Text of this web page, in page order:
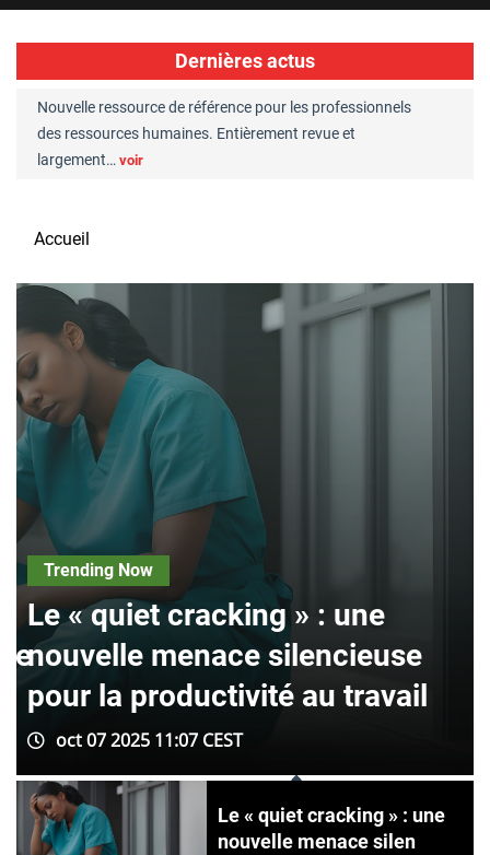
Dernières actus
Nouvelle ressource de référence pour les professionnels
des ressources humaines. Entièrement revue et
largement…voir
Accueil
Trending Now
Le « quiet cracking » : une
nouvelle menace silencieuse
pour la productivité au travail
oct 07 2025 11:07 CEST
Le « quiet cracking » : une
nouvelle menace silen